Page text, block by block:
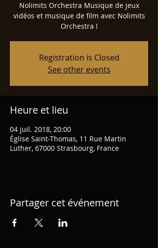
Nolimits Orchestra Musique de jeux
vidéos et musique de film avec Nolimits
Orchestra !
Registration is Closed
See other events
Heure et lieu
04 juil. 2018, 20:00
Église Saint-Thomas, 11 Rue Martin
Luther, 67000 Strasbourg, France
Partager cet événement